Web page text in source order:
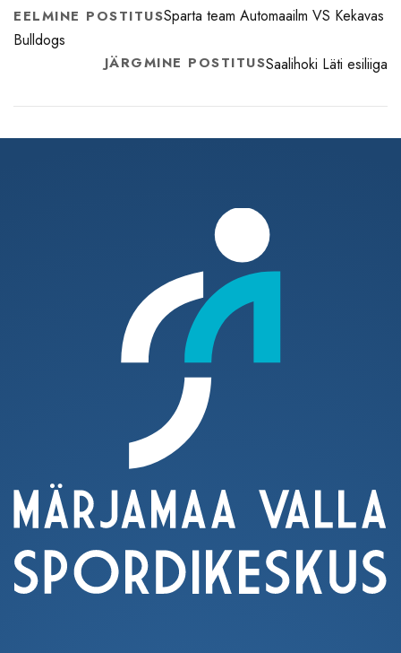
EELMINE POSTITUSSparta team Automaailm VS Kekavas
Bulldogs
JÄRGMINE POSTITUSSaalihoki Läti esiliiga